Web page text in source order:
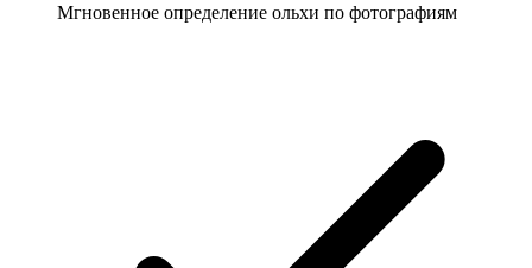
Мгновенное определение ольхи по фотографиям